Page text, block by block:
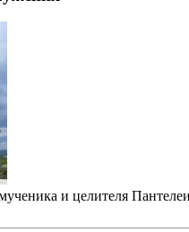
и целителя